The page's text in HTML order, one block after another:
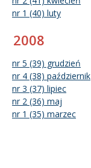
nr 1 (40) luty
2008
nr 5 (39) grudzień
nr 4 (38) październik
nr 3 (37) lipiec
nr 2 (36) maj
nr 1 (35) marzec